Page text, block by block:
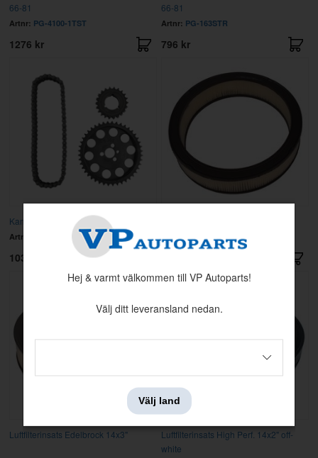
66-81
Artnr: PG-4100-1TST
1276 kr
66-81
Artnr: PG-163STR
796 kr
Kamdrevsats Chevrolet SB
Artnr:
1036 kr
Artnr: FIL2095
Luftfilterinsats Edelbrock 14x3"
Luftfilterinsats High Perf. 14x2" off-
white
Hej & varmt välkommen till VP Autoparts!
Välj ditt leveransland nedan.
Välj land